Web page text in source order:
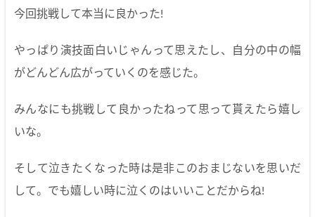
今回挑戦して本当に良かった!
やっぱり演技面白いじゃんって思えたし、自分の中の幅
がどんどん広がっていくのを感じた。
みんなにも挑戦して良かったねって思って貰えたら嬉し
いな。
そして泣きたくなった時は是非このおまじないを思いだ
して。でも嬉しい時に泣くのはいいことだからね!